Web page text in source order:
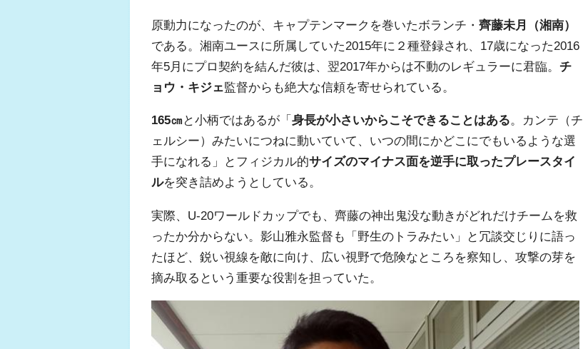
原動力になったのが、キャプテンマークを巻いたボランチ・ 齊藤未月（湘南）
である。湘南ユースに所属していた2015年に２種登録され、17歳になった2016
年5月にプロ契約を結んだ彼は、翌2017年からは不動のレギュラーに君臨。 チ
ョウ・キジェ監督からも絶大な信頼を寄せられている。
165㎝ と小柄ではあるが「 身長が小さいからこそできることはある。カンテ（チ
ェルシー）みたいにつねに動いていて、いつの間にかどこにでもいるような選
手になれる」とフィジカル的サイズのマイナス面を逆手に取ったプレースタイ
ルを突き詰めようとしている。
実際、U-20ワールドカップでも、齊藤の神出鬼没な動きがどれだけチームを救
ったか分からない。影山雅永監督も「野生のトラみたい」と冗談交じりに語っ
たほど、鋭い視線を敵に向け、広い視野で危険なところを察知し、攻撃の芽を
摘み取るという重要な役割を担っていた。